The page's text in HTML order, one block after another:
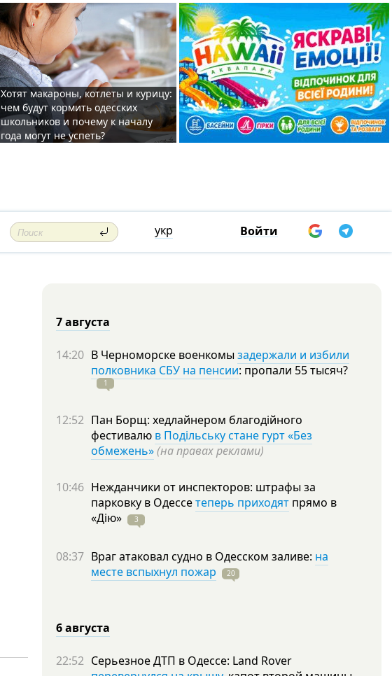
Хотят макароны, котлеты и курицу:
чем будут кормить одесских
школьников и почему к началу
года могут не успеть?
укр Войти
7 августа
14:20 В Черноморске военкомы задержали и избили
полковника СБУ на пенсии: пропали 55тысяч?
1
12:52 Пан Борщ: хедлайнером благодійного
фестивалю в Подільську стане гурт «Без
обмежень»(на правах реклами)
10:46 Нежданчики от инспекторов: штрафы за
парковку в Одессетеперь приходят прямо в
«Дію»
3
08:37 Враг атаковал судно в Одесском заливе: на
месте вспыхнул пожар
20
6 августа
22:52 Серьезное ДТП в Одессе: Land Rover